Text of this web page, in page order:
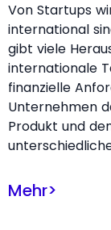
Von Startups
international
gibt viele
internationale
finanzielle
Unternehmen
Produkt und
Mehr>